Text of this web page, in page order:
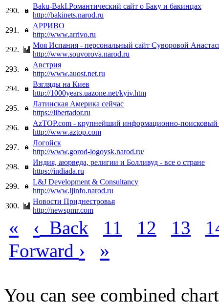
290.
Baku-BakI.Романтический сайт о Баку и бакинцах
http://bakinets.narod.ru
291.
АРРИВО
http://www.arrivo.ru
292.
Моя Испания - персональный сайт Суворовой
http://www.souvorova.narod.ru
293.
Австрия
http://www.auost.net.ru
294.
Взгляды на Киев
http://1000years.uazone.net/kyiv.htm
295.
Латинская Америка сейчас
https://libertador.ru
296.
AzTOP.com - крупнейший информационно-поисковый
http://www.aztop.com
297.
Логойск
http://www.gorod-logoysk.narod.ru/
298.
Индия, аюрведа, религии и Болливуд - все о стране
https://indiada.ru
299.
L&J Development & Consultancy
http://www.ljinfo.narod.ru
300.
Новости Приднестровья
http://newspmr.com
« ‹ Back 11 12 13
Forward › »
You can see combined